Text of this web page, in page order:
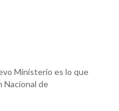
Ministerio es lo que
Nacional de